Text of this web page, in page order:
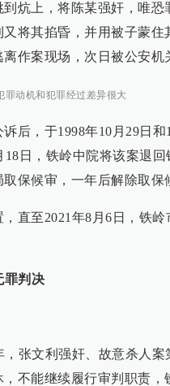
炕上，将陈某强奸，唯恐
将其掐昏，并用被子蒙
作案现场，次日被公安机
罪动机和犯罪经过差异很大
后，于1998年10月29日
18日，铁岭中院将该案退
保候审，一年后解除取保
直至2021年8月6日，铁
罪判决
，张文利强奸、故意杀人
不能继续履行审判职责，